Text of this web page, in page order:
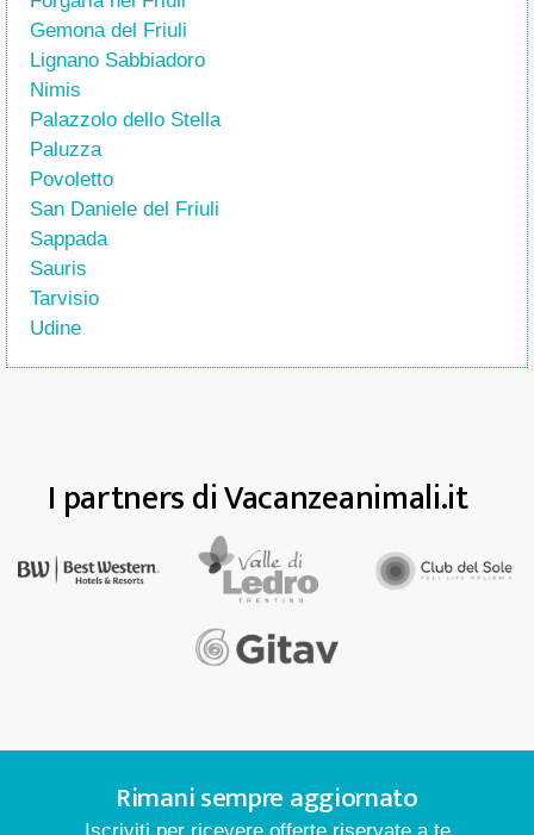
Gemona del Friuli
Lignano Sabbiadoro
Nimis
Palazzolo dello Stella
Paluzza
Povoletto
San Daniele del Friuli
Sappada
Sauris
Tarvisio
Udine
I partners di Vacanzeanimali.it
Rimani sempre aggiornato